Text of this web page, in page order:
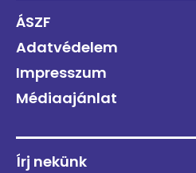
ÁSZF
Adatvédelem
Impresszum
Médiaajánlat
Írj nekünk